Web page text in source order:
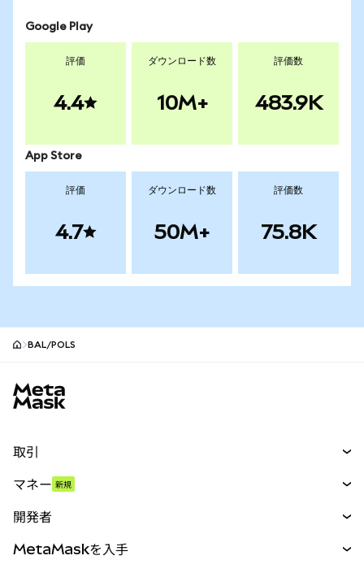
Google Play
評価
4.4
ダウンロード数
10M+
評価数
483.9K
App Store
評価
4.7
ダウンロード数
50M+
評価数
75.8K
BAL/POLS
取引
パーペチュアル
RWA
マネー 新規
開発者
MetaMaskを入手